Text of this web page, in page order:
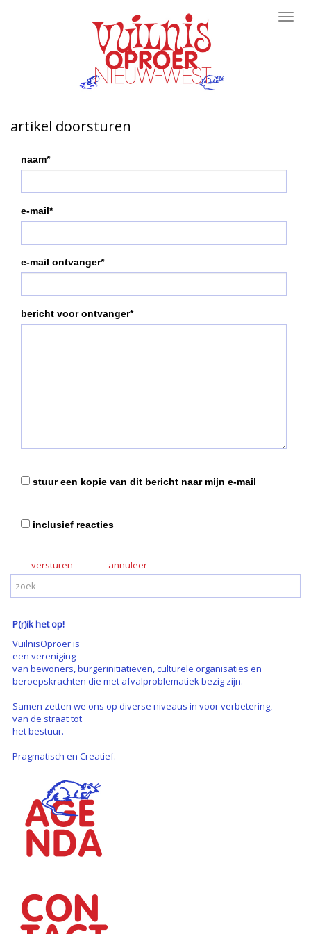
artikel doorsturen
naam*
e-mail*
e-mail ontvanger*
bericht voor ontvanger*
stuur een kopie van dit bericht naar mijn e-mail
inclusief reacties
versturen
P(r)ik het op!
VuilnisOproer is
een vereniging
van bewoners, burgerinitiatieven, culturele organisaties en
beroepskrachten die met afvalproblematiek bezig zijn.
Samen zetten we ons op diverse niveaus in voor verbetering,
van de straat tot
het bestuur.
Pragmatisch en Creatief.